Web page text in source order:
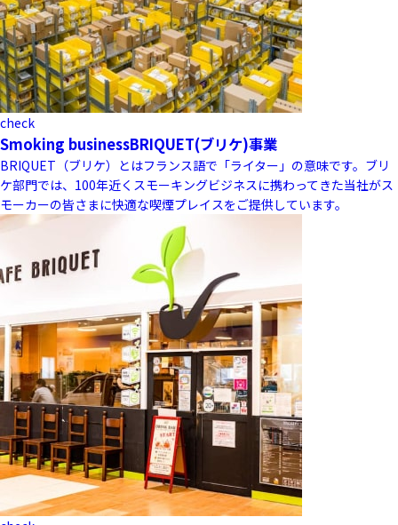
check
Smoking businessBRIQUET(ブリケ)事業
BRIQUET（ブリケ）とはフランス語で「ライター」の意味です。ブリ
ケ部門では、100年近くスモーキングビジネスに携わってきた当社がス
モーカーの皆さまに快適な喫煙プレイスをご提供しています。